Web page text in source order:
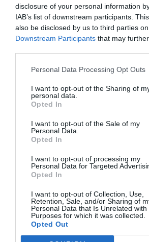
disclosure of your personal information
IAB’s list of downstream participants.
also be disclosed by us to third parties
Downstream Participants that may
Personal Data Processing Opt Outs
I want to opt-out of the Sharing of
personal data.
Opted In
I want to opt-out of the Sale of my
Personal Data.
Opted In
I want to opt-out of processing my
Personal Data for Targeted
Opted In
I want to opt-out of Collection, Use,
Retention, Sale, and/or Sharing of
Personal Data that Is Unrelated with
Purposes for which it was collected.
Opted Out
EL ANÁLISIS
nuevos mapas
16 de octubre
INMOBILIARIO
El problema
4 de
Anterior 1 2 3 4 5 …